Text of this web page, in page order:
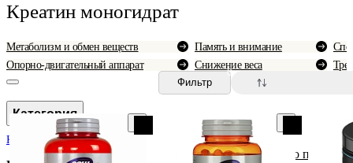
Креатин моногидрат
Метаболизм и обмен веществ
Опорно-двигательный аппарат
Память и внимание
Снижение веса
Категория
Креатин моногидрат
Фильтр
0
По